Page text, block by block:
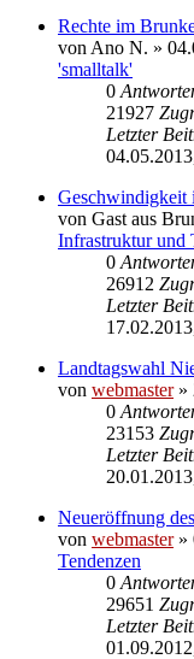
Rechte im
von Ano N. »
'smalltalk'
0
21927
Letzter
Geschwindigkeit
von Gast aus
Infrastruktur und
0
26912
Letzter
Landtagswahl
von webmaster»
0
23153
Letzter
Neueröffnung
von webmaster»
Tendenzen
0
29651
Letzter